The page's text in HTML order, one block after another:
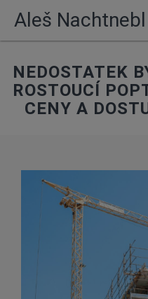
Aleš Nachtnebl
NEDOSTATEK
ROSTOUCÍ
CENY A